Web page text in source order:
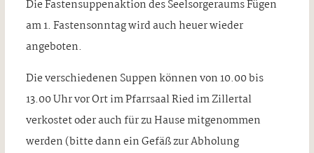
Die Fastensuppenaktion des Seelsorgeraums Fügen
am 1. Fastensonntag wird auch heuer wieder
angeboten.
Die verschiedenen Suppen können von 10.00 bis
13.00 Uhr vor Ort im Pfarrsaal Ried im Zillertal
verkostet oder auch für zu Hause mitgenommen
werden (bitte dann ein Gefäß zur Abholung